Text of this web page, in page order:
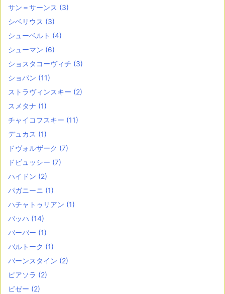
サン＝サーンス (3)
シベリウス (3)
シューベルト (4)
シューマン (6)
ショスタコーヴィチ (3)
ショパン (11)
ストラヴィンスキー (2)
スメタナ (1)
チャイコフスキー (11)
デュカス (1)
ドヴォルザーク (7)
ドビュッシー (7)
ハイドン (2)
パガニーニ (1)
ハチャトゥリアン (1)
バッハ (14)
バーバー (1)
バルトーク (1)
バーンスタイン (2)
ピアソラ (2)
ビゼー (2)